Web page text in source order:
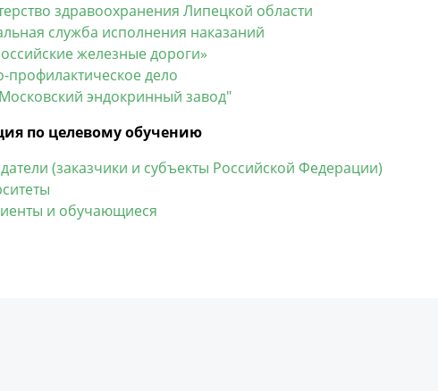
здравоохранения Липецкой области
служба исполнения наказаний
железные дороги»
профилактическое дело
эндокринный завод"
по целевому обучению
(заказчики и субъекты Российской Федерации)
и обучающиеся